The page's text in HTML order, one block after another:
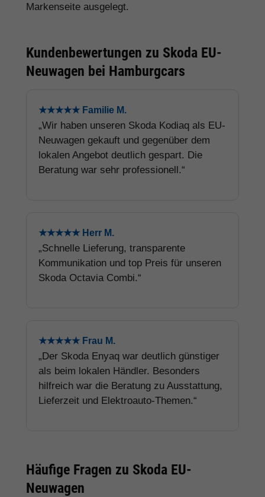
Markenseite ausgelegt.
Kundenbewertungen zu Skoda EU-
Neuwagen bei Hamburgcars
★★★★★ Familie M.
„Wir haben unseren Skoda Kodiaq als EU-
Neuwagen gekauft und gegenüber dem
lokalen Angebot deutlich gespart. Die
Beratung war sehr professionell.“
★★★★★ Herr M.
„Schnelle Lieferung, transparente
Kommunikation und top Preis für unseren
Skoda Octavia Combi.“
★★★★★ Frau M.
„Der Skoda Enyaq war deutlich günstiger
als beim lokalen Händler. Besonders
hilfreich war die Beratung zu Ausstattung,
Lieferzeit und Elektroauto-Themen.“
Häufige Fragen zu Skoda EU-
Neuwagen